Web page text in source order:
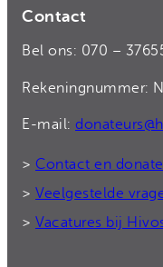
Contact
Bel ons: 070 –
Rekeningnummer:
E-mail:
> Contact en
> Veelgestelde
> Vacatures bij